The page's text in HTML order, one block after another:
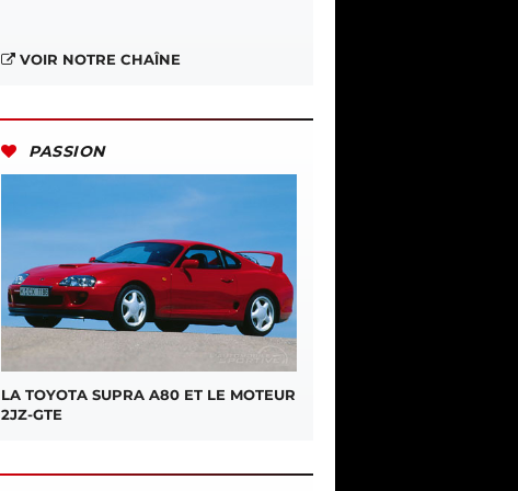
VOIR NOTRE CHAÎNE
PASSION
LA TOYOTA SUPRA A80 ET LE MOTEUR
2JZ-GTE